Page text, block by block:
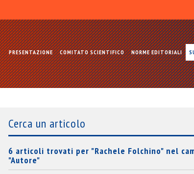
PRESENTAZIONE COMITATO SCIENTIFICO NORME EDITORIALI
Cerca un articolo
6 articoli trovati per "Rachele Folchino" nel
"Autore"